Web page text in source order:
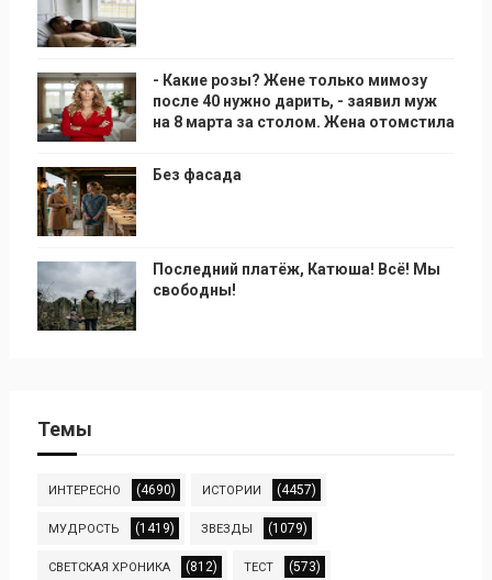
- Какие розы? Жене только мимозу
после 40 нужно дарить, - заявил муж
на 8 марта за столом. Жена отомстила
Без фасада
Последний платёж, Катюша! Всё! Мы
свободны!
Темы
ИНТЕРЕСНО (4690) ИСТОРИИ (4457)
МУДРОСТЬ (1419) ЗВЕЗДЫ (1079)
СВЕТСКАЯ ХРОНИКА (812) ТЕСТ (573)